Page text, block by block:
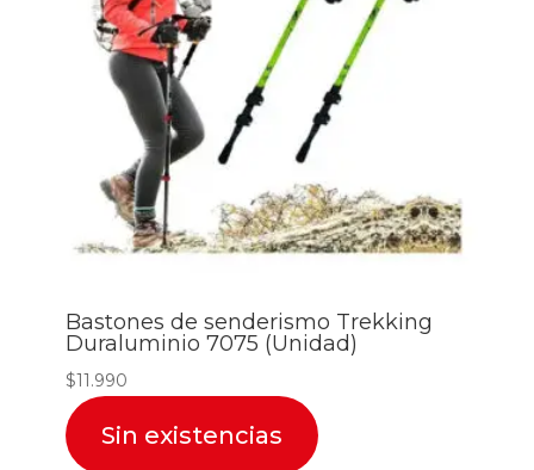
Bastones de senderismo Trekking
Duraluminio 7075 (Unidad)
$11.990
Sin existencias